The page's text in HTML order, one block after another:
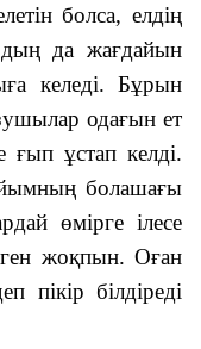
болса, елдің
да жағдайын
келеді. Бұрын
одағын ет
ғып ұстап келді.
болашағы
өмірге ілесе
жоқпын. Оған
пікір білдіреді